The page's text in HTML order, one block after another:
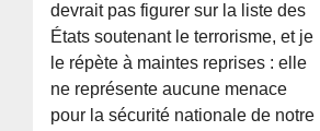
devrait pas figurer sur la liste des
États soutenant le terrorisme, et je
le répète à maintes reprises : elle
ne représente aucune menace
pour la sécurité nationale de notre